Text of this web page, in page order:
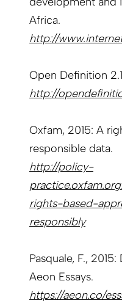
Africa.
http://
Open Definition
http://
Oxfam, 2015: A
responsible data.
http://policy-
rights-based-
responsibly
Pasquale, F.,
Aeon Essays.
https://aeon.co/